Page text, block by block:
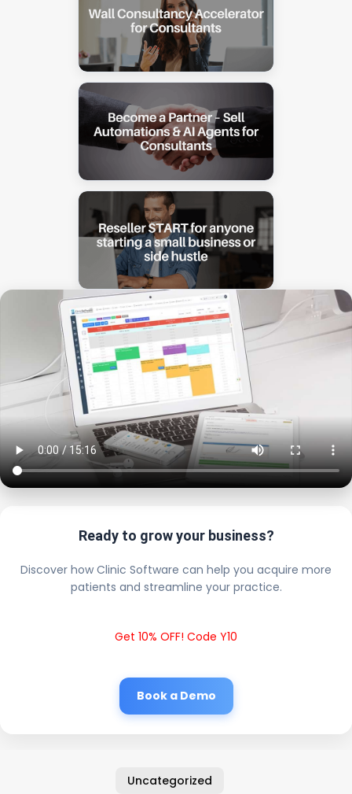
Ready to grow your business?
Discover how Clinic Software can help you acquire more
patients and streamline your practice.
Get 10% OFF! Code Y10
Book a Demo
Uncategorized